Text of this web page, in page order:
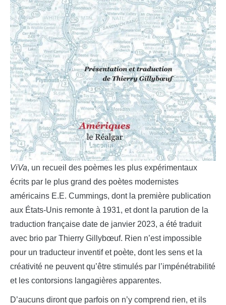
ViVa, un recueil des poèmes les plus expérimentaux
écrits par le plus grand des poètes modernistes
américains E.E. Cummings, dont la première publication
aux États-Unis remonte à 1931, et dont la parution de la
traduction française date de janvier 2023, a été traduit
avec brio par Thierry Gillybœuf. Rien n’est impossible
pour un traducteur inventif et poète, dont les sens et la
créativité ne peuvent qu’être stimulés par l’impénétrabilité
et les contorsions langagières apparentes.
D’aucuns diront que parfois on n’y comprend rien, et ils